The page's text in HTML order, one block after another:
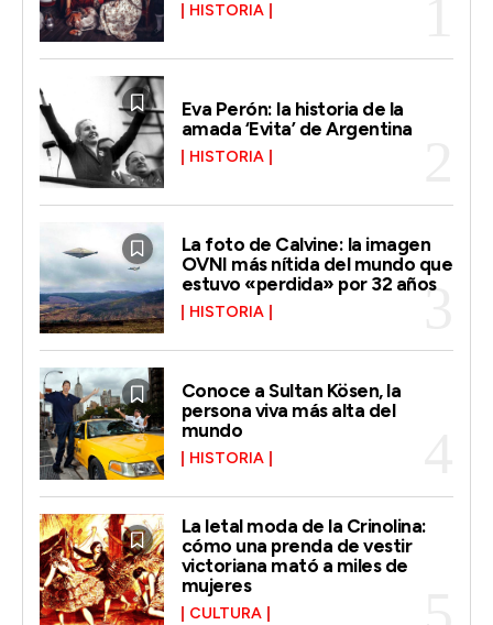
HISTORIA
Eva Perón: la historia de la
amada ‘Evita’ de Argentina
HISTORIA
La foto de Calvine: la imagen
OVNI más nítida del mundo que
estuvo «perdida» por 32 años
HISTORIA
Conoce a Sultan Kösen, la
persona viva más alta del
mundo
HISTORIA
La letal moda de la Crinolina:
cómo una prenda de vestir
victoriana mató a miles de
mujeres
CULTURA